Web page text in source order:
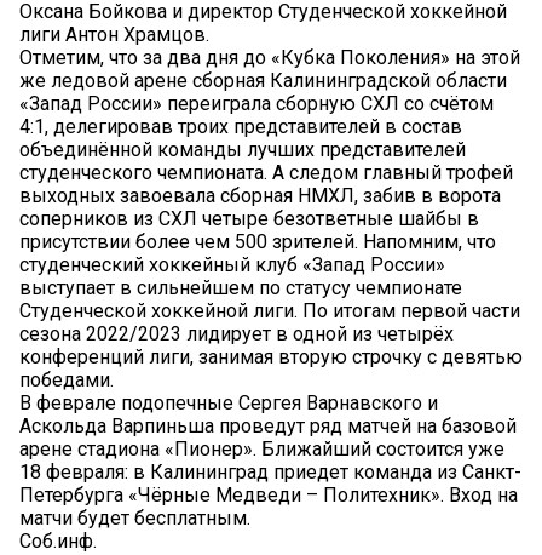
Оксана Бойкова и директор Студенческой хоккейной
лиги Антон Храмцов.
Отметим, что за два дня до «Кубка Поколения» на этой
же ледовой арене сборная Калининградской области
«Запад России» переиграла сборную СХЛ со счётом
4:1, делегировав троих представителей в состав
объединённой команды лучших представителей
студенческого чемпионата. А следом главный трофей
выходных завоевала сборная НМХЛ, забив в ворота
соперников из СХЛ четыре безответные шайбы в
присутствии более чем 500 зрителей. Напомним, что
студенческий хоккейный клуб «Запад России»
выступает в сильнейшем по статусу чемпионате
Студенческой хоккейной лиги. По итогам первой части
сезона 2022/2023 лидирует в одной из четырёх
конференций лиги, занимая вторую строчку с девятью
победами.
В феврале подопечные Сергея Варнавского и
Аскольда Варпиньша проведут ряд матчей на базовой
арене стадиона «Пионер». Ближайший состоится уже
18 февраля: в Калининград приедет команда из Санкт-
Петербурга «Чёрные Медведи – Политехник». Вход на
матчи будет бесплатным.
Соб.инф.